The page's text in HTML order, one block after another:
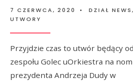
7 CZERWCA, 2020 • DZIAŁ NEWS,
UTWORY
Przyjdzie czas to utwór będący
zespołu Golec uOrkiestra na
prezydenta Andrzeja Dudy w